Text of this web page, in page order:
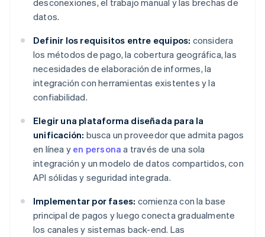
desconexiones, el trabajo manual y las brechas de
datos.
Definir los requisitos entre equipos: considera
los métodos de pago, la cobertura geográfica, las
necesidades de elaboración de informes, la
integración con herramientas existentes y la
confiabilidad.
Elegir una plataforma diseñada para la
unificación: busca un proveedor que admita pagos
en línea y en persona a través de una sola
integración y un modelo de datos compartidos, con
API sólidas y seguridad integrada.
Implementar por fases: comienza con la base
principal de pagos y luego conecta gradualmente
los canales y sistemas back-end. Las